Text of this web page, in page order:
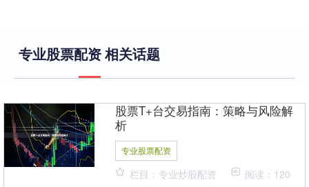
专业股票配资 相关话题
股票T+台交易指南：策略与风险解
析
专业股票配资
栏目：专业炒股配资 阅读：120